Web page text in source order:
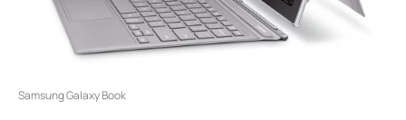
Samsung Galaxy Book